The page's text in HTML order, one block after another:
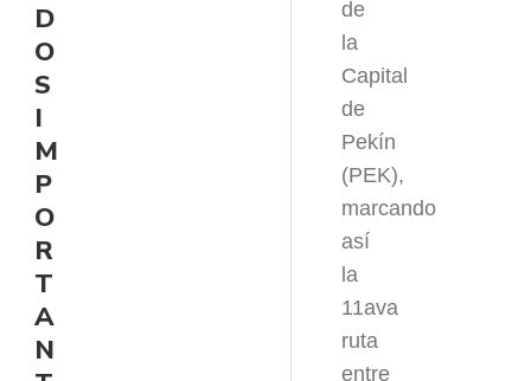
D
O
S
I
M
P
O
R
T
A
N
de
la
Capital
de
Pekín
(PEK),
marcando
así
la
11ava
ruta
entre